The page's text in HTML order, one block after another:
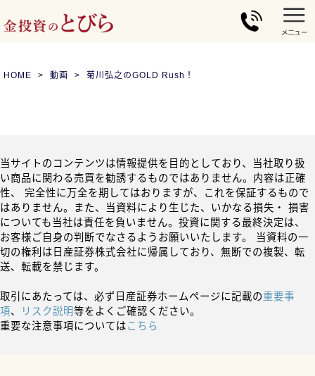
HOME 動画 菊川弘之のGOLD Rush！
当サイトのコンテンツは情報提供を目的としており、当社取り扱
い商品に関わる売買を勧誘するものではありません。内容は正確
性、 完全性に万全を期してはおりますが、これを保証するもので
はありません。また、当資料により生じた、いかなる損失・ 損害
についても当社は責任を負いません。投資に関する最終決定は、
お客様ご自身の判断でなさるようお願いいたします。 当資料の一
切の権利は日産証券株式会社に帰属しており、無断での複製、転
送、転載を禁じます。
取引にあたっては、必ず日産証券ホームページに記載の重要事
項、 リスク説明等をよくご確認ください。
重要な注意事項についてはこちら